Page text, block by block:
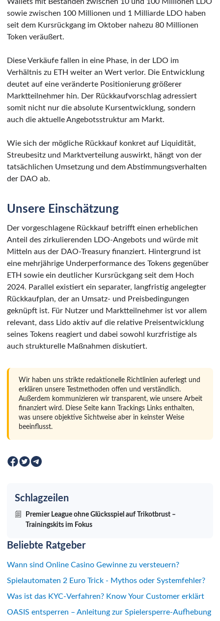
sowie zwischen 100 Millionen und 1 Milliarde LDO haben
seit dem Kursrückgang im Oktober nahezu 80 Millionen
Token veräußert.
Diese Verkäufe fallen in eine Phase, in der LDO im
Verhältnis zu ETH weiter an Wert verlor. Die Entwicklung
deutet auf eine veränderte Positionierung größerer
Marktteilnehmer hin. Der Rückkaufvorschlag adressiert
somit nicht nur die absolute Kursentwicklung, sondern
auch die aktuelle Angebotsstruktur am Markt.
Wie sich der mögliche Rückkauf konkret auf Liquidität,
Streubesitz und Marktverteilung auswirkt, hängt von der
tatsächlichen Umsetzung und dem Abstimmungsverhalten
der DAO ab.
Unsere Einschätzung
Der vorgeschlagene Rückkauf betrifft einen erheblichen
Anteil des zirkulierenden LDO-Angebots und würde mit
Mitteln aus der DAO-Treasury finanziert. Hintergrund ist
eine mehrjährige Underperformance des Tokens gegenüber
ETH sowie ein deutlicher Kursrückgang seit dem Hoch
2024. Parallel existiert ein separater, langfristig angelegter
Rückkaufplan, der an Umsatz- und Preisbedingungen
geknüpft ist. Für Nutzer und Marktteilnehmer ist vor allem
relevant, dass Lido aktiv auf die relative Preisentwicklung
seines Tokens reagiert und dabei sowohl kurzfristige als
auch strukturelle Maßnahmen diskutiert.
Wir haben uns strikte redaktionelle Richtlinien auferlegt und
erklären unsere Testmethoden offen und verständlich.
Außerdem kommunizieren wir transparent, wie unsere Arbeit
finanziert wird. Diese Seite kann Trackings Links enthalten,
was unsere objektive Sichtweise aber in keinster Weise
beeinflusst.
Schlagzeilen
Premier League ohne Glücksspiel auf Trikotbrust –
Trainingskits im Fokus
Beliebte Ratgeber
Wann sind Online Casino Gewinne zu versteuern?
Spielautomaten 2 Euro Trick - Mythos oder Systemfehler?
Was ist das KYC-Verfahren? Know Your Customer erklärt
OASIS entsperren – Anleitung zur Spielersperre-Aufhebung